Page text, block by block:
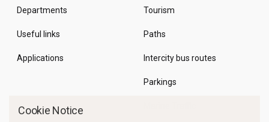
Departments
Useful links
Applications
Tourism
Paths
Intercity bus routes
Parkings
Cookie Notice